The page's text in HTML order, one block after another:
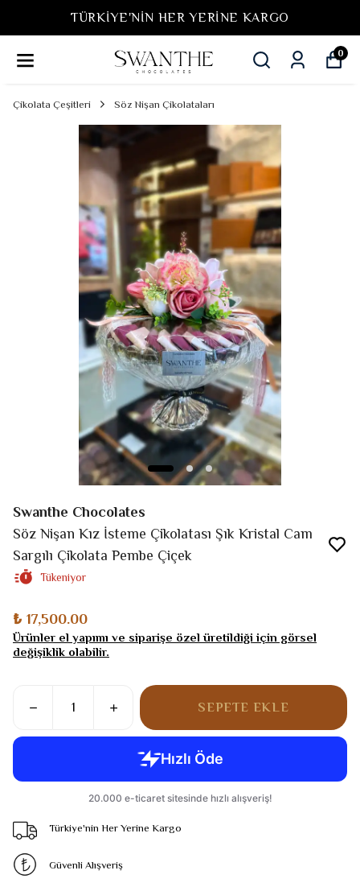
TÜRKIYE'NIN HER YERINE KARGO
0
Çikolata Çeşitleri Söz Nişan Çikolataları
Swanthe Chocolates
Söz Nişan Kız İsteme Çikolatası Şık Kristal Cam
Sargılı Çikolata Pembe Çiçek
Tükeniyor
₺ 17,500.00
Ürünler el yapımı ve siparişe özel üretildiği için görsel
değişiklik olabilir.
SEPETE EKLE
Türkiye'nin Her Yerine Kargo
Güvenli Alışveriş